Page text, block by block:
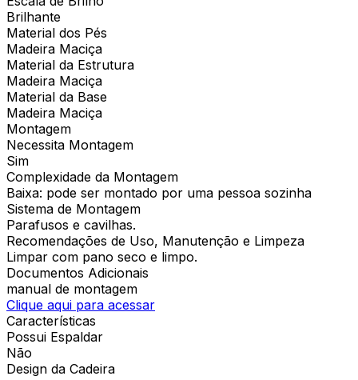
Brilhante
Material dos Pés
Madeira Maciça
Material da Estrutura
Madeira Maciça
Material da Base
Madeira Maciça
Montagem
Necessita Montagem
Sim
Complexidade da Montagem
Baixa: pode ser montado por uma pessoa sozinha
Sistema de Montagem
Parafusos e cavilhas.
Recomendações de Uso, Manutenção e Limpeza
Limpar com pano seco e limpo.
Documentos Adicionais
manual de montagem
Clique aqui para acessar
Características
Possui Espaldar
Não
Design da Cadeira